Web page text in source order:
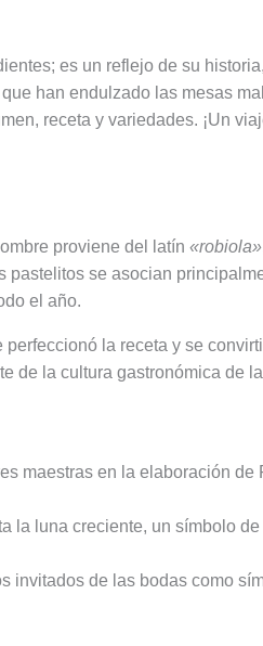
es un reflejo de su
han endulzado las mesas
receta y variedades. ¡Un
proviene del latín «robiola»
pastelitos se asocian
el año.
la receta y se
de la cultura gastronómica de
maestras en la elaboración de
la luna creciente, un símbolo
invitados de las bodas como